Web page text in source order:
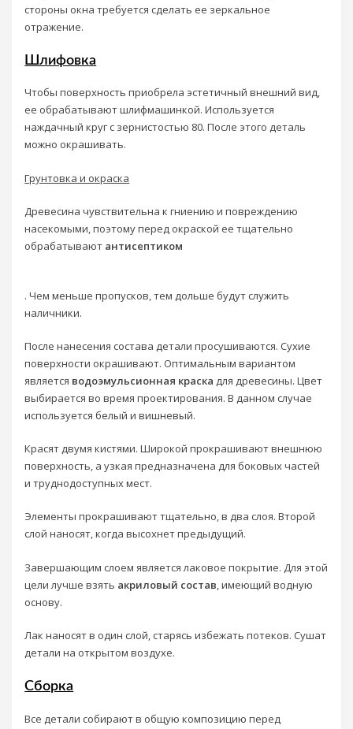
стороны окна требуется сделать ее зеркальное
отражение.
Шлифовка
Чтобы поверхность приобрела эстетичный внешний вид,
ее обрабатывают шлифмашинкой. Используется
наждачный круг с зернистостью 80. После этого деталь
можно окрашивать.
Грунтовка и окраска
Древесина чувствительна к гниению и повреждению
насекомыми, поэтому перед окраской ее тщательно
обрабатывают антисептиком
. Чем меньше пропусков, тем дольше будут служить
наличники.
После нанесения состава детали просушиваются. Сухие
поверхности окрашивают. Оптимальным вариантом
является водоэмульсионная краска для древесины. Цвет
выбирается во время проектирования. В данном случае
используется белый и вишневый.
Красят двумя кистями. Широкой прокрашивают внешнюю
поверхность, а узкая предназначена для боковых частей
и труднодоступных мест.
Элементы прокрашивают тщательно, в два слоя. Второй
слой наносят, когда высохнет предыдущий.
Завершающим слоем является лаковое покрытие. Для этой
цели лучше взять акриловый состав, имеющий водную
основу.
Лак наносят в один слой, старясь избежать потеков. Сушат
детали на открытом воздухе.
Сборка
Все детали собирают в общую композицию перед